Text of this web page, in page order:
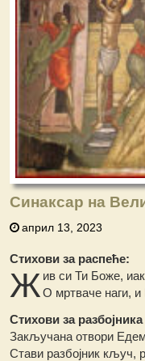
Синаксар на
април 13, 2023
Стихови за распеће:
Ж ив си Ти Боже,
О мртваче наги, и
Стихови за
Закључана отвори
Стави разбојник кључ,